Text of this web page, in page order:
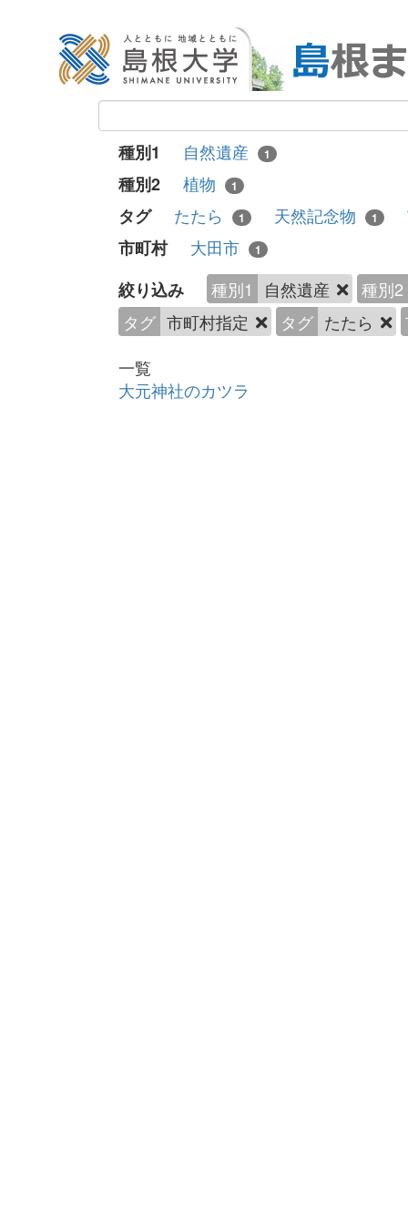
種別1 自然遺産 1
種別2 植物 1
タグ たたら 1 天然記念物 1
市町村
大田市 1
絞り込み 種別1 自然遺産
種別2
タグ 市町村指定 タグ たたら
一覧
大元神社のカツラ